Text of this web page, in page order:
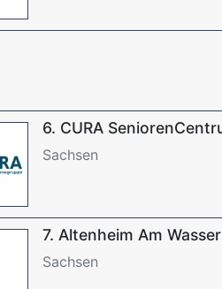
6. CURA
Sachsen
7. Altenheim Am
Sachsen